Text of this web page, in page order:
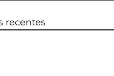
recentes